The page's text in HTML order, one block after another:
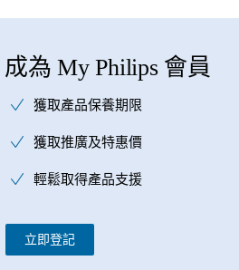
成為 My Philips 會員
獲取產品保養期限
獲取推廣及特惠價
輕鬆取得產品支援
立即登記